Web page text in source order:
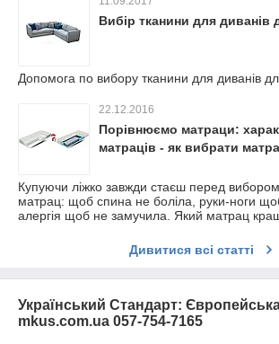
Вибір тканини для диванів
Допомога по вибору тканини для диванів
22.12.2016
Порівнюємо матраци:
матраців - як вибрати
Купуючи ліжко завжди стаєш перед
матрац: щоб спина не боліла, руки-ноги
алергія щоб не замучила. Який матрац
Дивитися всі статті
Український Стандарт: Європейська
mkus.com.ua 057-754-7165